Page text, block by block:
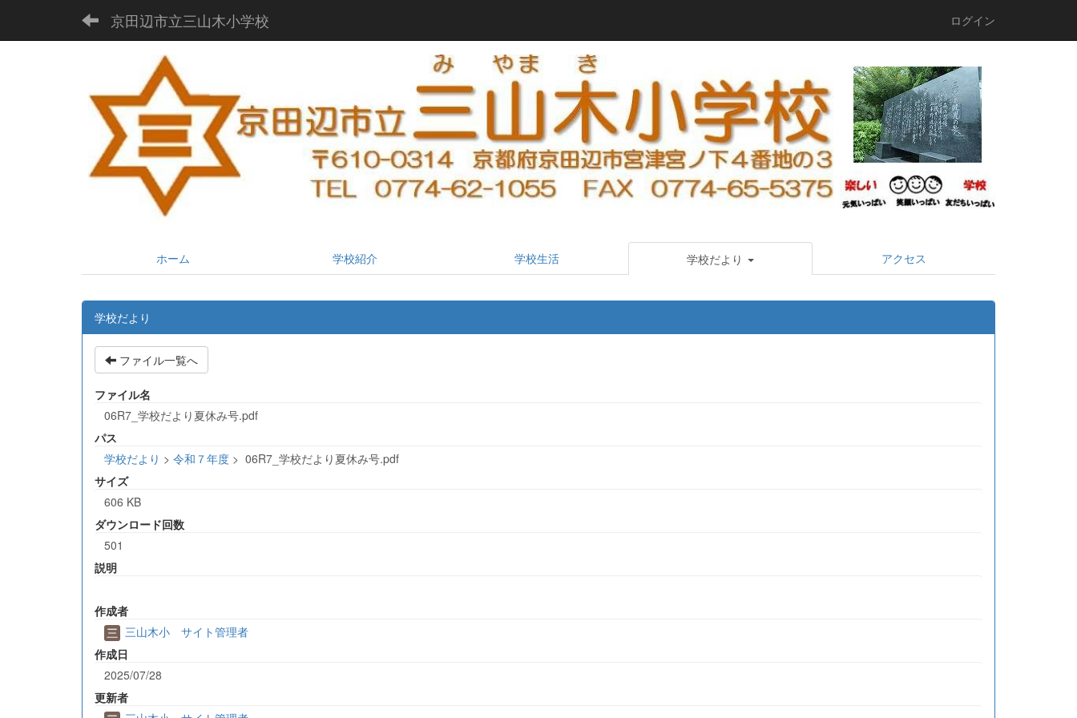
京田辺市立三山木小学校 ログイン
ホーム 学校紹介 学校生活 学校だより アクセス
学校だより
ファイル一覧へ
ファイル名
06R7_学校だより夏休み号.pdf
パス
学校だより > 令和７年度 > 06R7_学校だより夏休み号.pdf
サイズ
606 KB
ダウンロード回数
501
説明
作成者
三山木小 サイト管理者
作成日
2025/07/28
更新者